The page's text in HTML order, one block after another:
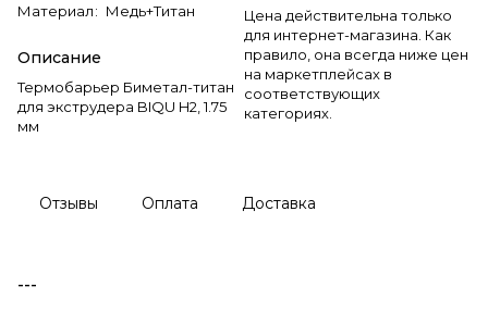
Материал: Медь+Титан
Описание
Термобарьер Биметал-титан
для экструдера BIQU H2, 1.75
мм
Цена действительна только
для интернет-магазина. Как
правило, она всегда ниже цен
на маркетплейсах в
соответствующих
категориях.
Отзывы Оплата Доставка
---